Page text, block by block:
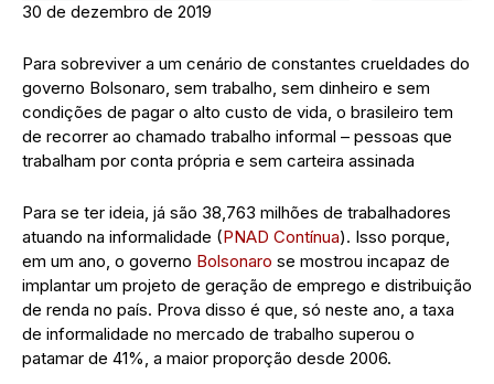
30 de dezembro de 2019
Para sobreviver a um cenário de constantes crueldades do
governo Bolsonaro, sem trabalho, sem dinheiro e sem
condições de pagar o alto custo de vida, o brasileiro tem
de recorrer ao chamado trabalho informal – pessoas que
trabalham por conta própria e sem carteira assinada
Para se ter ideia, já são 38,763 milhões de trabalhadores
atuando na informalidade (PNAD Contínua). Isso porque,
em um ano, o governo Bolsonaro se mostrou incapaz de
implantar um projeto de geração de emprego e distribuição
de renda no país. Prova disso é que, só neste ano, a taxa
de informalidade no mercado de trabalho superou o
patamar de 41%, a maior proporção desde 2006.